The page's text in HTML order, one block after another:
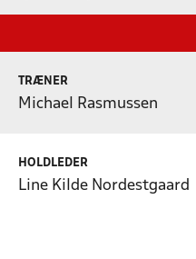
TRÆNER
Michael Rasmussen
HOLDLEDER
Line Kilde Nordestgaard